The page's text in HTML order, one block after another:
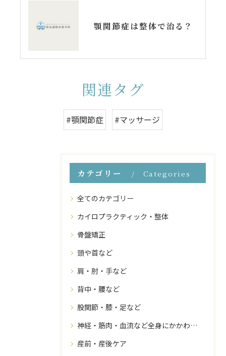
顎関節症は整体で治る？
関連タグ
#顎関節症 #マッサージ
カテゴリー Categories
全てのカテゴリー
カイロプラクティック・整体
骨盤矯正
頭や首など
肩・肘・手など
背中・腰など
股関節・膝・足など
神経・筋肉・血流など全身にかかわること
産前・産後ケア